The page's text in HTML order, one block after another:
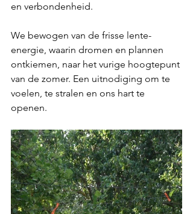
en verbondenheid.
We bewogen van de frisse lente-
energie, waarin dromen en plannen
ontkiemen, naar het vurige hoogtepunt
van de zomer. Een uitnodiging om te
voelen, te stralen en ons hart te
openen.